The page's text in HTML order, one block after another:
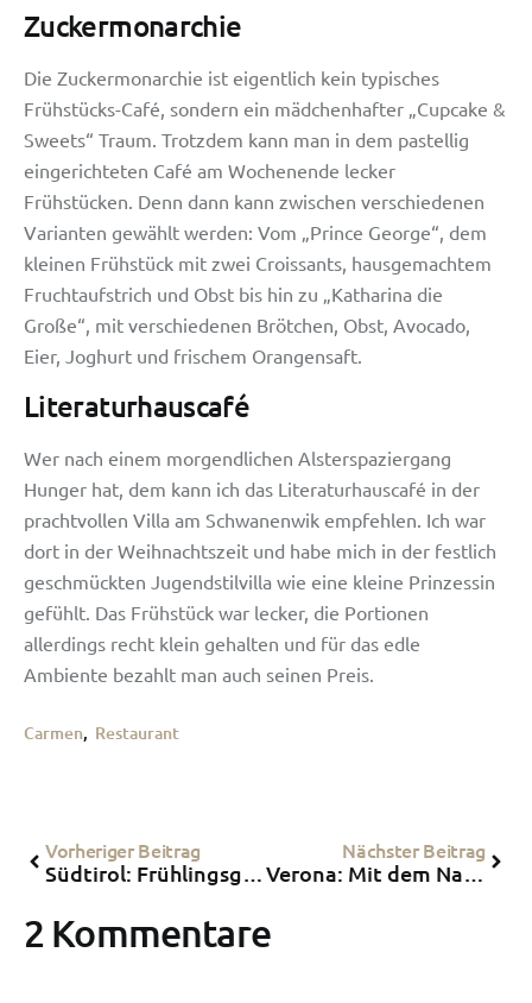
Zuckermonarchie
Die Zuckermonarchie ist eigentlich kein typisches
Frühstücks-Café, sondern ein mädchenhafter „Cupcake &
Sweets“ Traum. Trotzdem kann man in dem pastellig
eingerichteten Café am Wochenende lecker
Frühstücken. Denn dann kann zwischen verschiedenen
Varianten gewählt werden: Vom „Prince George“, dem
kleinen Frühstück mit zwei Croissants, hausgemachtem
Fruchtaufstrich und Obst bis hin zu „Katharina die
Große“, mit verschiedenen Brötchen, Obst, Avocado,
Eier, Joghurt und frischem Orangensaft.
Literaturhauscafé
Wer nach einem morgendlichen Alsterspaziergang
Hunger hat, dem kann ich das Literaturhauscafé in der
prachtvollen Villa am Schwanenwik empfehlen. Ich war
dort in der Weihnachtszeit und habe mich in der festlich
geschmückten Jugendstilvilla wie eine kleine Prinzessin
gefühlt. Das Frühstück war lecker, die Portionen
allerdings recht klein gehalten und für das edle
Ambiente bezahlt man auch seinen Preis.
Carmen, Restaurant
Vorheriger Beitrag
Südtirol: Frühlingsgefühle und wandern im Winter-Wonderland auf dem Ritten
Nächster Beitrag
Verona: Mit dem Nachtzug nach Italien
2 Kommentare